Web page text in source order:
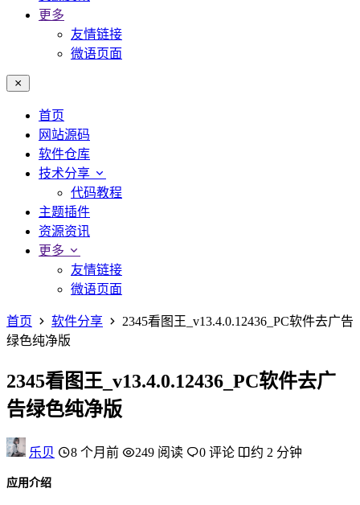
更多
友情链接
微语页面
首页
网站源码
软件仓库
技术分享
代码教程
主题插件
资源资讯
更多
友情链接
微语页面
首页 软件分享
2345看图王_v13.4.0.12436_PC软件去广告
绿色纯净版
2345看图王_v13.4.0.12436_PC软件去广
告绿色纯净版
乐贝 8 个月前 249 阅读 0 评论 约 2 分钟
应用介绍